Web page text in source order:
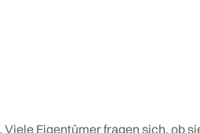
Eigentümer fragen sich, ob